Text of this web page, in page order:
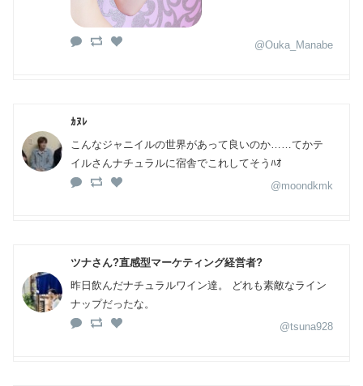
@Ouka_Manabe
ｶﾇﾚ
こんなジャニイルの世界があって良いのか……てかテ
イルさんナチュラルに宿舎でこれしてそうﾊｵ
@moondkmk
ツナさん?直感型マーケティング経営者?
昨日飲んだナチュラルワイン達。 どれも素敵なライン
ナップだったな。
@tsuna928